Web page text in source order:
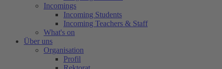
Incomings
Incoming Students
Incoming Teachers & Staff
What's on
Über uns
Organisation
Profil